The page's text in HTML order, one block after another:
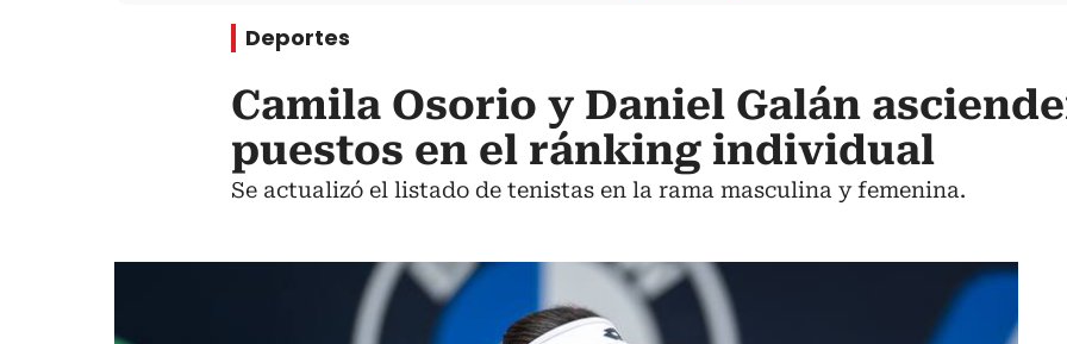
Deportes
Camila Osorio y Daniel Galán
puestos en el ránking individual
Se actualizó el listado de tenistas en la rama masculina y femenina.